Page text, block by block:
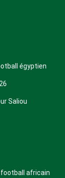
égyptien
Saliou
africain